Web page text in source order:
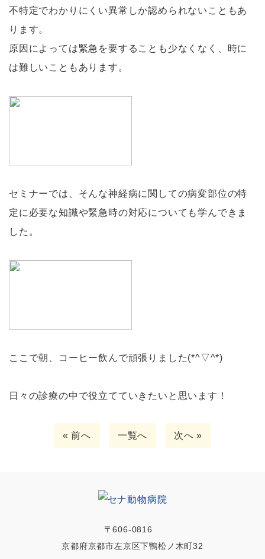
不特定でわかりにくい異常しか認められないこともあ
ります。
原因によっては緊急を要することも少なくなく、時に
は難しいこともあります。
セミナーでは、そんな神経病に関しての病変部位の特
定に必要な知識や緊急時の対応についても学んできま
した。
ここで朝、コーヒー飲んで頑張りました(*^▽^*)
日々の診療の中で役立てていきたいと思います！
« 前へ 一覧へ 次へ »
〒606-0816
京都府京都市左京区下鴨松ノ木町32